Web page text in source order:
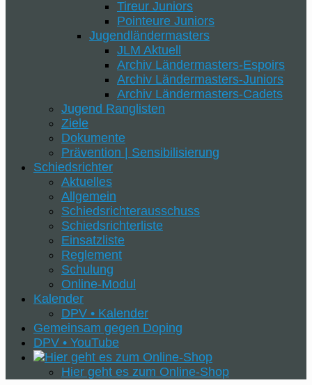
Tireur Juniors
Pointeure Juniors
Jugendländermasters
JLM Aktuell
Archiv Ländermasters-Espoirs
Archiv Ländermasters-Juniors
Archiv Ländermasters-Cadets
Jugend Ranglisten
Ziele
Dokumente
Prävention | Sensibilisierung
Schiedsrichter
Aktuelles
Allgemein
Schiedsrichterausschuss
Schiedsrichterliste
Einsatzliste
Reglement
Schulung
Online-Modul
Kalender
DPV • Kalender
Gemeinsam gegen Doping
DPV • YouTube
Hier geht es zum Online-Shop